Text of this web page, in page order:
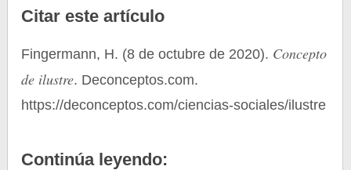
Citar este artículo
Fingermann, H. (8 de octubre de 2020). Concepto
de ilustre. Deconceptos.com.
https://deconceptos.com/ciencias-sociales/ilustre
Continúa leyendo: